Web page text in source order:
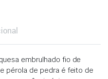
embrulhado fio de
pérola de pedra é feito de